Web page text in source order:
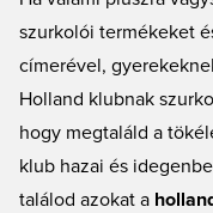
megtalálod.
szurkolói termékeket
címerével,
Holland klubnak
hogy megtaláld a
klub hazai és
találod azokat a